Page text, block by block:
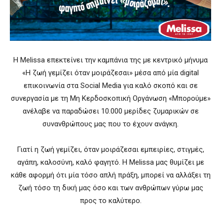
Η Melissa επεκτείνει την καμπάνια της με κεντρικό μήνυμα
«Η ζωή γεμίζει όταν μοιράζεσαι» μέσα από μία digital
επικοινωνία στα Social Media για καλό σκοπό και σε
συνεργασία με τη Μη Κερδοσκοπική Οργάνωση «Μπορούμε»
ανέλαβε να παραδώσει 10.000 μερίδες ζυμαρικών σε
συνανθρώπους μας που το έχουν ανάγκη.
Γιατί η ζωή γεμίζει, όταν μοιράζεσαι εμπειρίες, στιγμές,
αγάπη, καλοσύνη, καλό φαγητό. Η Melissa μας θυμίζει με
κάθε αφορμή ότι μία τόσο απλή πράξη, μπορεί να αλλάξει τη
ζωή τόσο τη δική μας όσο και των ανθρώπων γύρω μας
προς το καλύτερο.